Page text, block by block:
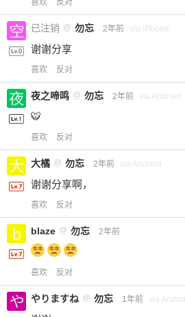
喜欢 反对
已注销 @ 勿忘 2年前 via iPhone
谢谢分享
喜欢 反对
夜之啼鸣 @ 勿忘 2年前 via Android
🐯
喜欢 反对
大橘 @ 勿忘 2年前 via Android
谢谢分享啊，
喜欢 反对
blaze @ 勿忘 2年前
喜欢 反对
やりますね @ 勿忘 1年前 via
您没有权限发布内容，请购
限。
忘记密码？ 找回